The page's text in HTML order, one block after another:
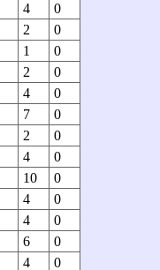
4
0
2
0
1
0
2
0
4
0
7
0
2
0
4
0
10
0
4
0
4
0
6
0
4
0